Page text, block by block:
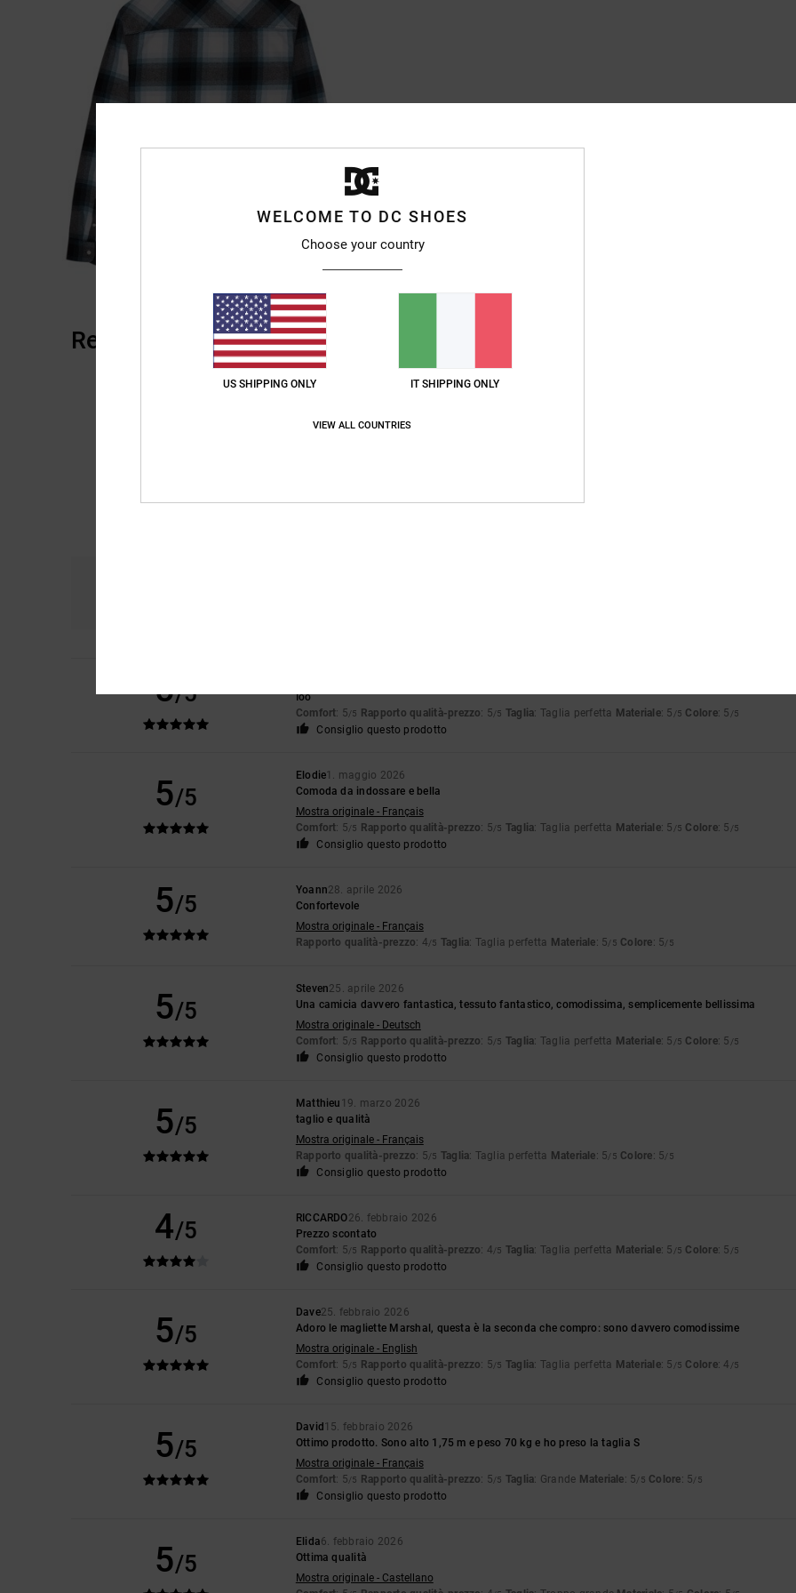
Recensioni dei clienti
5/5
Ioo
Comfort: 5/5 Rapporto qualità-prezzo: 5/5 Taglia: Taglia perfetta Materiale: 5 /5 Colore: 5 /5
Consiglio questo prodotto
5/5
Elodie1. maggio 2026
Comoda da indossare e bella
Mostra originale - Français
Comfort: 5/5 Rapporto qualità-prezzo: 5/5 Taglia: Taglia perfetta Materiale: 5 /5 Colore: 5 /5
Consiglio questo prodotto
5/5
Yoann28. aprile 2026
Confortevole
Mostra originale - Français
Rapporto qualità-prezzo: 4/5 Taglia: Taglia perfetta Materiale: 5/5 Colore: 5/5
5/5
Steven25. aprile 2026
Una camicia davvero fantastica, tessuto fantastico, comodissima, semplicemente bellissima
Mostra originale - Deutsch
Comfort: 5/5 Rapporto qualità-prezzo: 5/5 Taglia: Taglia perfetta Materiale: 5 /5 Colore: 5 /5
Consiglio questo prodotto
5/5
Matthieu 19. marzo 2026
taglio e qualità
Mostra originale - Français
Rapporto qualità-prezzo: 5/5 Taglia: Taglia perfetta Materiale: 5/5 Colore: 5/5
Consiglio questo prodotto
4/5 RICCARDO26. febbraio 2026
Prezzo scontato
Comfort: 5/5 Rapporto qualità-prezzo: 4/5 Taglia: Taglia perfetta Materiale: 5 /5 Colore: 5 /5
Consiglio questo prodotto
5/5
Dave25. febbraio 2026
Adoro le magliette Marshal, questa è la seconda che compro: sono davvero comodissime
Mostra originale - English
Comfort: 5/5 Rapporto qualità-prezzo: 5/5 Taglia: Taglia perfetta Materiale: 5 /5 Colore: 4 /5
Consiglio questo prodotto
5/5
David 15. febbraio 2026
Ottimo prodotto. Sono alto 1,75 m e peso 70 kg e ho preso la taglia S
Mostra originale - Français
Comfort: 5/5 Rapporto qualità-prezzo: 5/5 Taglia: Grande Materiale: 5/5 Colore: 5/5
Consiglio questo prodotto
5/5
Elida6. febbraio 2026
Ottima qualità
Mostra originale - Castellano
WELCOME TO DC SHOES
Choose your country
US SHIPPING ONLY IT SHIPPING ONLY
VIEW ALL COUNTRIES